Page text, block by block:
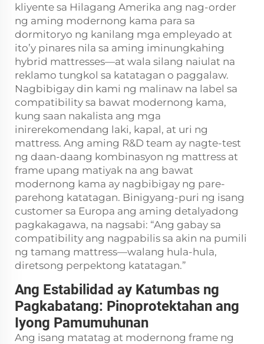
kliyente sa Hilagang Amerika ang nag-order
ng aming modernong kama para sa
dormitoryo ng kanilang mga empleyado at
ito’y pinares nila sa aming iminungkahing
hybrid mattresses—at wala silang naiulat na
reklamo tungkol sa katatagan o paggalaw.
Nagbibigay din kami ng malinaw na label sa
compatibility sa bawat modernong kama,
kung saan nakalista ang mga
inirerekomendang laki, kapal, at uri ng
mattress. Ang aming R&D team ay nagte-test
ng daan-daang kombinasyon ng mattress at
frame upang matiyak na ang bawat
modernong kama ay nagbibigay ng pare-
parehong katatagan. Binigyang-puri ng isang
customer sa Europa ang aming detalyadong
pagkakagawa, na nagsabi: “Ang gabay sa
compatibility ang nagpabilis sa akin na pumili
ng tamang mattress—walang hula-hula,
diretsong perpektong katatagan.”
Ang Estabilidad ay Katumbas ng
Pagkabatang: Pinoprotektahan ang
Iyong Pamumuhunan
Ang isang matatag at modernong frame ng